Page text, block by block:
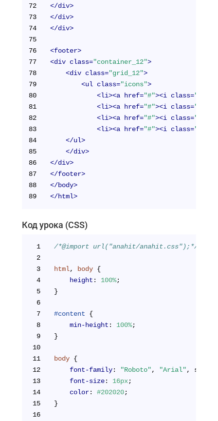
72
</div>
73
</div>
74
</div>
75
76
<footer>
77
<div class="container_12">
78
<div class="grid_12">
79
<ul class="icons">
80
<li><a href="#"><i class="fa
81
<li><a href="#"><i class="fa
82
<li><a href="#"><i class="fa
83
<li><a href="#"><i class="fa
84
</ul>
85
</div>
86
</div>
87
</footer>
88
</body>
89
</html>
Код урока (CSS)
1
/*@import url("anahit/anahit.css");*/
2
3
html, body {
4
height : 100%;
5
}
6
7
#content {
8
min-height : 100%;
9
}
10
11
body {
12
font-family: "Roboto", "Arial", sans-
13
font-size: 16px;
14
color: #202020;
15
}
16